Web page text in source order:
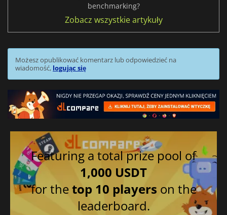
benchmarking?
Zobacz wszystkie artykuły
Możesz opublikować komentarz lub odpowiedzieć na
wiadomość, logując się
Featuring a total prize pool of
1,000 USDT
for thetop 10 players on the
leaderboard.